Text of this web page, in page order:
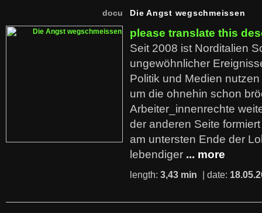
docu Die Angst wegschmeissen
please translate this
Seit 2008 ist Norditalien
ungewöhnlicher
Politik und Medien
um die ohnehin schon
Arbeiter_innenrechte
der anderen Seite
am untersten Ende der
lebendiger ... more
length: 3,43 min | date: